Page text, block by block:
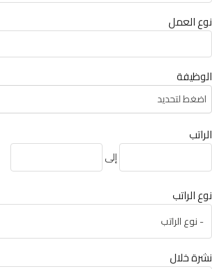
نوع العمل
الوظيفة
اضغط لتحديد
الراتب
نوع الراتب
نشرة خلال